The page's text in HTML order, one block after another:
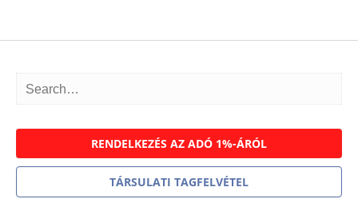
RENDELKEZÉS AZ ADÓ 1%-ÁRÓL
TÁRSULATI TAGFELVÉTEL